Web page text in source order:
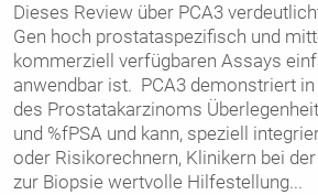
Dieses Review über PCA3
Gen hoch prostataspezifisch und
kommerziell verfügbaren Assays
anwendbar ist. PCA3 demonstriert
des Prostatakarzinoms
und %fPSA und kann, speziell
oder Risikorechnern, Klinikern bei
zur Biopsie wertvolle Hilfestellung...